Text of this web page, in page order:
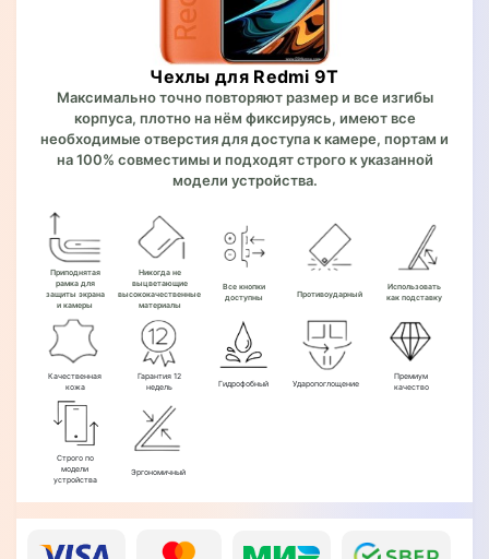
Чехлы для Redmi 9T
Максимально точно повторяют размер и все изгибы
корпуса, плотно на нём фиксируясь, имеют все
необходимые отверстия для доступа к камере, портам и
на 100% совместимы и подходят строго к указанной
модели устройства.
Приподнятая
рамка для
защиты экрана
и камеры
Никогда не
выцветающие
высококачественные
материалы
Все кнопки
доступны
Противоударный
Использовать
как подставку
Качественная
кожа
Гарантия 12
недель
Гидрофобный Ударопоглощение
Премиум
качество
Строго по
модели
устройства
Эргономичный